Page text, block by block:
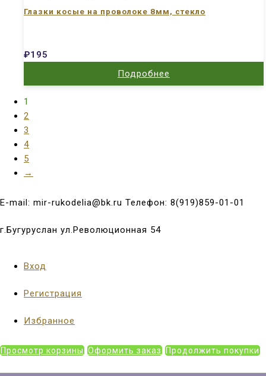
Глазки косые на проволоке 8мм, стекло
₽195
Подробнее
1
2
3
4
5
→
E-mail: mir-rukodelia@bk.ru Телефон: 8(919)859-01-01
г.Бугуруслан ул.Революционная 54
Вход
Регистрация
Избранное
Просмотр корзины Оформить заказ Продолжить покупки